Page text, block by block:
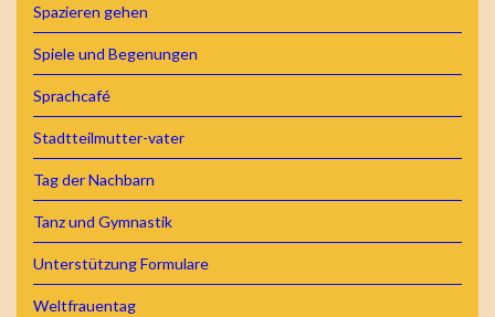
Spazieren gehen
Spiele und Begenungen
Sprachcafé
Stadtteilmutter-vater
Tag der Nachbarn
Tanz und Gymnastik
Unterstützung Formulare
Weltfrauentag